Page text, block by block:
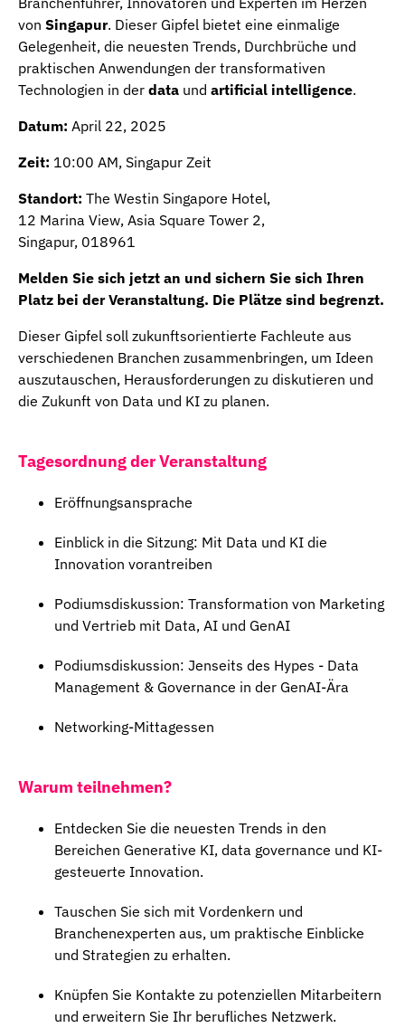
von Singapur. Dieser Gipfel bietet eine einmalige
Gelegenheit, die neuesten Trends, Durchbrüche und
praktischen Anwendungen der transformativen
Technologien in der data und artificial intelligence.
Datum: April 22, 2025
Zeit: 10:00 AM, Singapur Zeit
Standort: The Westin Singapore Hotel,
12 Marina View, Asia Square Tower 2,
Singapur, 018961
Melden Sie sich jetzt an und sichern Sie sich Ihren
Platz bei der Veranstaltung. Die Plätze sind begrenzt.
Dieser Gipfel soll zukunftsorientierte Fachleute aus
verschiedenen Branchen zusammenbringen, um Ideen
auszutauschen, Herausforderungen zu diskutieren und
die Zukunft von Data und KI zu planen.
Tagesordnung der Veranstaltung
Eröffnungsansprache
Einblick in die Sitzung: Mit Data und KI die
Innovation vorantreiben
Podiumsdiskussion: Transformation von Marketing
und Vertrieb mit Data, AI und GenAI
Podiumsdiskussion: Jenseits des Hypes - Data
Management & Governance in der GenAI-Ära
Networking-Mittagessen
Warum teilnehmen?
Entdecken Sie die neuesten Trends in den
Bereichen Generative KI, data governance und KI-
gesteuerte Innovation.
Tauschen Sie sich mit Vordenkern und
Branchenexperten aus, um praktische Einblicke
und Strategien zu erhalten.
Knüpfen Sie Kontakte zu potenziellen Mitarbeitern
und erweitern Sie Ihr berufliches Netzwerk.